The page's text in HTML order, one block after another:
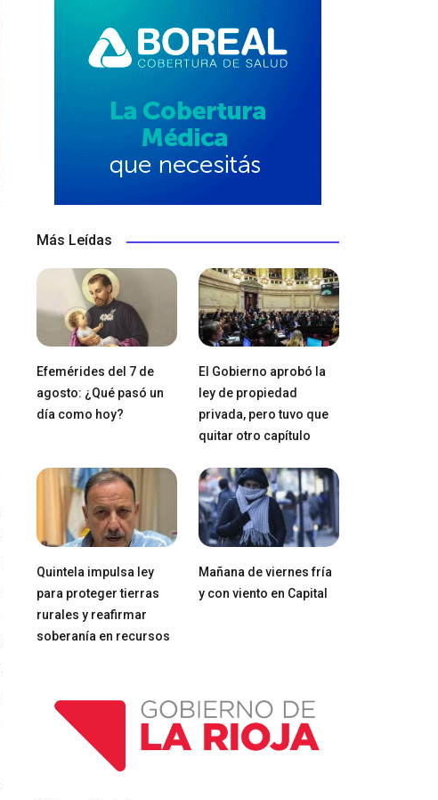
Más Leídas
Efemérides del 7 de
agosto: ¿Qué pasó un
día como hoy?
El Gobierno aprobó la
ley de propiedad
privada, pero tuvo que
quitar otro capítulo
Quintela impulsa ley
para proteger tierras
rurales y reafirmar
soberanía en recursos
Mañana de viernes fría
y con viento en Capital